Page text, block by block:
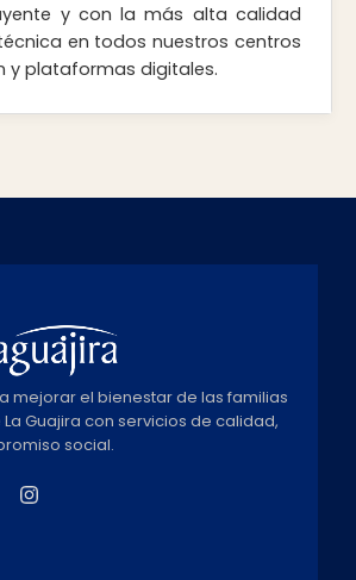
y con la más alta calidad
en todos nuestros centros
y plataformas digitales.
mejorar el bienestar de las familias
Guajira con servicios de calidad,
social.